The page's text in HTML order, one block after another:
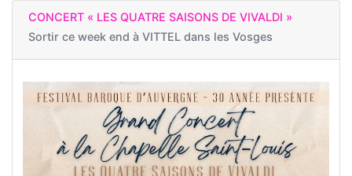
CONCERT « LES QUATRE SAISONS DE VIVALDI »
Sortir ce week end à VITTEL dans les Vosges